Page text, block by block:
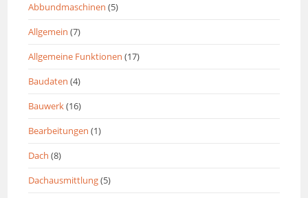
Abbundmaschinen (5)
Allgemein (7)
Allgemeine Funktionen (17)
Baudaten (4)
Bauwerk(16)
Bearbeitungen (1)
Dach (8)
Dachausmittlung(5)